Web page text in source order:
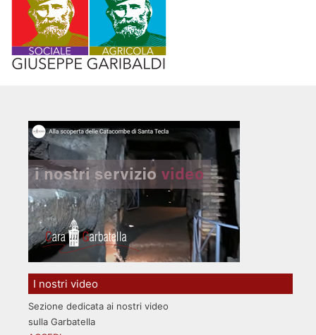
I nostri video
Sezione dedicata ai nostri video
sulla Garbatella